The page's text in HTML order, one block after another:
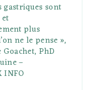
gastriques sont
plus
ne le pense »,
PhD
–
INFO